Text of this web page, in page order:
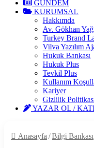
GÜNDEM
KURUMSAL
Hakkımda
Av. Gökhan
Turkey Brand
Vilva Yazılım
Hukuk Bankası
Hukuk Plus
Tevkil Plus
Kullanım
Kariyer
Gizlilik
YAZAR OL /
Anasayfa /Bilgi Bankası